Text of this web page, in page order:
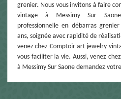
grenier. Nous vous invitons à faire
vintage à Messimy Sur
professionnelle en débarras
ans, soignée avec rapidité de
venez chez Comptoir art jewelry
vous faciliter la vie. Aussi, venez
à Messimy Sur Saone demandez